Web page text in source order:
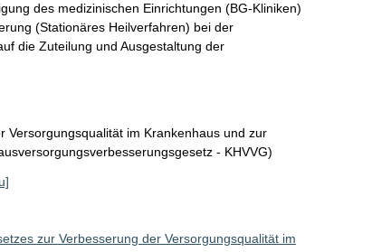
des medizinischen Einrichtungen (BG-Kliniken)
(Stationäres Heilverfahren) bei der
die Zuteilung und Ausgestaltung der
Versorgungsqualität im Krankenhaus und zur
- KHVVG)
zur Verbesserung der Versorgungsqualität im